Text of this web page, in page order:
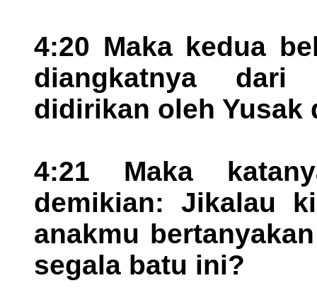
4:20 Maka kedua
diangkatnya
didirikan oleh Yusak
4:21 Maka
demikian: Jikalau
anakmu
segala batu ini?